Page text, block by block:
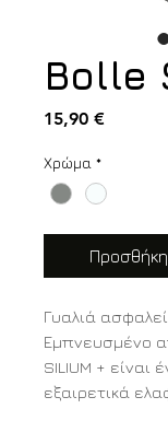
Bolle
15,90 €Τιμή
Χρώμα *
Γυαλιά
Εμπνευσμένο
SILIUM + είναι
εξαιρετικά